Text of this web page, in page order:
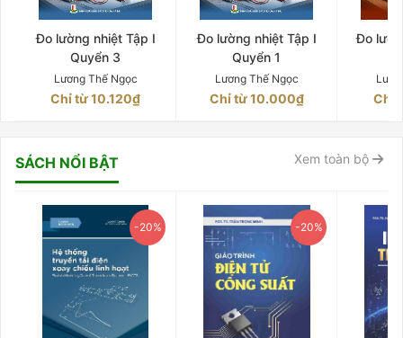
Đo lường nhiệt Tập I
Quyển 3
Lương Thế Ngọc
Chỉ từ 10.120₫
Đo lường nhiệt Tập I
Quyển 1
Lương Thế Ngọc
Chỉ từ 10.000₫
Đo
Chỉ
SÁCH NỔI BẬT Xem toàn bộ
-20% -20%